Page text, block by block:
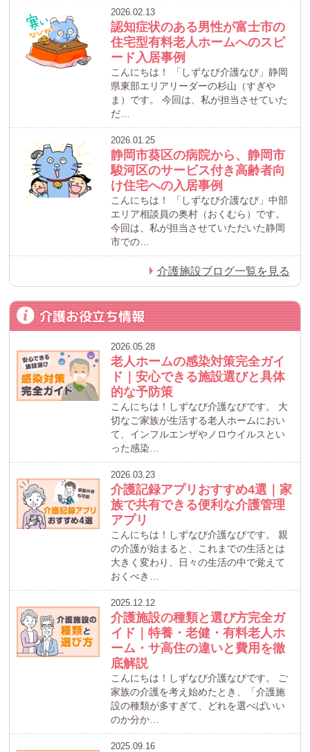
2026.02.13
認知症状のある男性が富士市の
住宅型有料老人ホームへのスピ
ード入居事例
こんにちは！ 「しずなび介護なび」静岡
県東部エリアリーダーの杉山（すぎや
ま）です。 今回は、私が担当させていた
だ…
2026.01.25
静岡市葵区の病院から、静岡市
駿河区のサービス付き高齢者向
け住宅への入居事例
こんにちは！ 「しずなび介護なび」中部
エリア相談員の奥村（おくむら）です。
今回は、私が担当させていただいた静岡
市での…
介護施設ブログ一覧を見る
介護お役立ち情報
2026.05.28
老人ホームの感染対策完全ガイ
ド｜安心できる施設選びと具体
的な予防策
こんにちは！しずなび介護なびです。 大
切なご家族が生活する老人ホームにおい
て、インフルエンザやノロウイルスとい
った感染…
2026.03.23
介護記録アプリおすすめ4選｜家
族で共有できる便利な介護管理
アプリ
こんにちは！しずなび介護なびです。 親
の介護が始まると、これまでの生活とは
大きく変わり、日々の生活の中で覚えて
おくべき…
2025.12.12
介護施設の種類と選び方完全ガ
イド｜特養・老健・有料老人ホ
ーム・サ高住の違いと費用を徹
底解説
こんにちは！しずなび介護なびです。 ご
家族の介護を考え始めたとき、「介護施
設の種類が多すぎて、どれを選べばいい
のか分か…
2025.09.16